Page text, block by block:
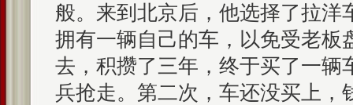
般。来到北京后，他选择了拉洋
拥有一辆自己的车，以免受老板
去，积攒了三年，终于买了一辆
兵抢走。第二次，车还没买上，